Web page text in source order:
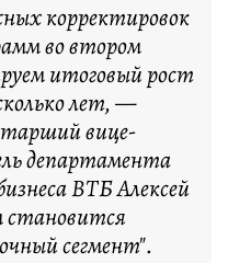
корректировок
во втором
итоговый рост
лет, —
вице-
департамента
ВТБ Алексей
сегмент".